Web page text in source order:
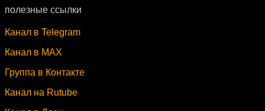
полезные ссылки
Канал в Telegram
Канал в MAX
Группа в Контакте
Канал на Rutube